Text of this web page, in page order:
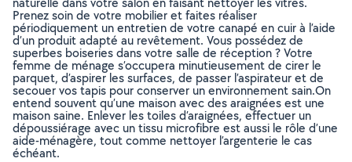
Prenez soin de votre mobilier et faites réaliser
périodiquement un entretien de votre canapé en cuir à l’aide
d’un produit adapté au revêtement. Vous possédez de
superbes boiseries dans votre salle de réception ? Votre
femme de ménage s’occupera minutieusement de cirer le
parquet, d’aspirer les surfaces, de passer l’aspirateur et de
secouer vos tapis pour conserver un environnement sain.On
entend souvent qu’une maison avec des araignées est une
maison saine. Enlever les toiles d’araignées, effectuer un
dépoussiérage avec un tissu microfibre est aussi le rôle d’une
aide-ménagère, tout comme nettoyer l’argenterie le cas
échéant.